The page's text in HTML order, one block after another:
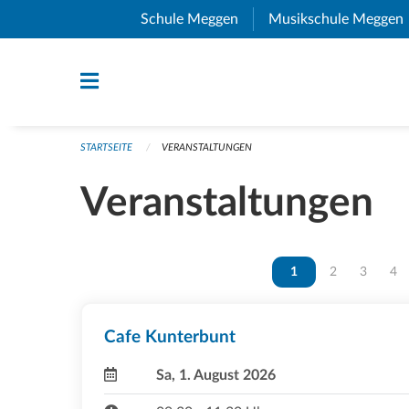
Navigation überspringen
Schule Meggen (External Link)
Musikschule Meggen
STARTSEITE VERANSTALTUNGEN
Veranstaltungen
Vous êtes sur la page
1 Vous êtes sur
2 Vous
3 4
Cafe Kunterbunt
Sa, 1. August 2026